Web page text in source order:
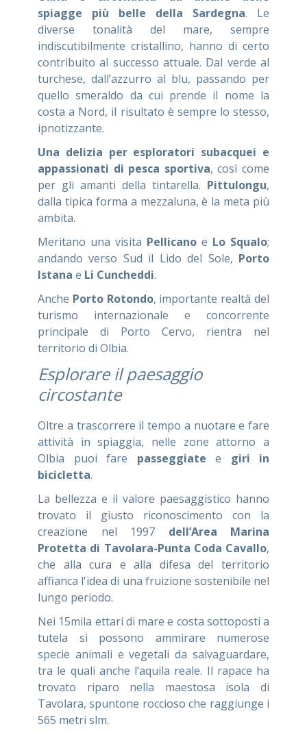
spiagge più belle della Sardegna. Le
diverse tonalità del mare, sempre
indiscutibilmente cristallino, hanno di certo
contribuito al successo attuale. Dal verde al
turchese, dall’azzurro al blu, passando per
quello smeraldo da cui prende il nome la
costa a Nord, il risultato è sempre lo stesso,
ipnotizzante.
Una delizia per esploratori subacquei e
appassionati di pesca sportiva, così come
per gli amanti della tintarella. Pittulongu,
dalla tipica forma a mezzaluna, è la meta più
ambita.
Meritano una visita Pellicano e Lo Squalo;
andando verso Sud il Lido del Sole, Porto
Istana e Li Cuncheddi.
Anche Porto Rotondo, importante realtà del
turismo internazionale e concorrente
principale di Porto Cervo, rientra nel
territorio di Olbia.
Esplorare il paesaggio
circostante
Oltre a trascorrere il tempo a nuotare e fare
attività in spiaggia, nelle zone attorno a
Olbia puoi fare passeggiate e giri in
bicicletta.
La bellezza e il valore paesaggistico hanno
trovato il giusto riconoscimento con la
creazione nel 1997 dell’Area Marina
Protetta di Tavolara-Punta Coda Cavallo,
che alla cura e alla difesa del territorio
affianca l'idea di una fruizione sostenibile nel
lungo periodo.
Nei 15mila ettari di mare e costa sottoposti a
tutela si possono ammirare numerose
specie animali e vegetali da salvaguardare,
tra le quali anche l’aquila reale. Il rapace ha
trovato riparo nella maestosa isola di
Tavolara, spuntone roccioso che raggiunge i
565 metri slm.